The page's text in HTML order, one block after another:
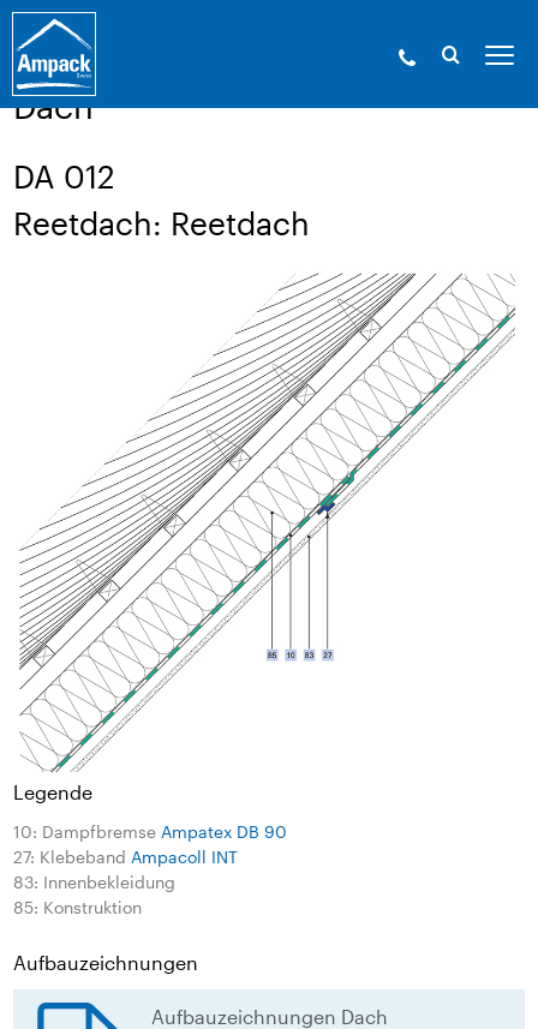
Ampack - Die Experten der Gebäudehülle. Seit
1946.»Service
Dach
DA 012
Reetdach: Reetdach
Legende
10: Dampfbremse Ampatex DB 90
27: Klebeband Ampacoll INT
83: Innenbekleidung
85: Konstruktion
Aufbauzeichnungen
Aufbauzeichnungen Dach